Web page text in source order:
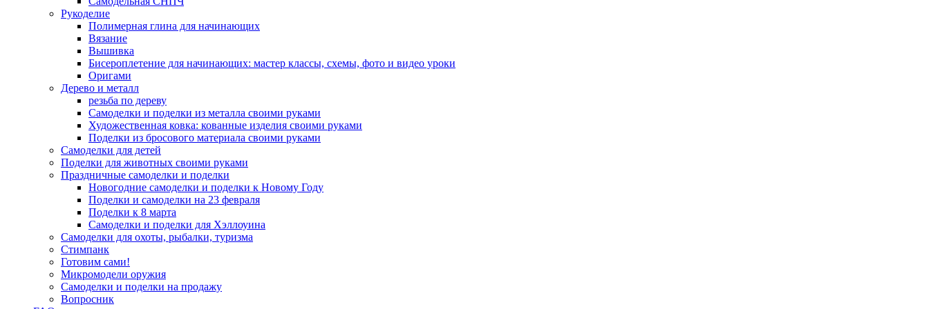
Рукоделие
Полимерная глина для начинающих
Вязание
Вышивка
Бисероплетение для начинающих: мастер классы, схемы, фото и видео уроки
Оригами
Дерево и металл
резьба по дереву
Самоделки и поделки из металла своими руками
Художественная ковка: кованные изделия своими руками
Поделки из бросового материала своими руками
Самоделки для детей
Поделки для животных своими руками
Праздничные самоделки и поделки
Новогодние самоделки и поделки к Новому Году
Поделки и самоделки на 23 февраля
Поделки к 8 марта
Самоделки и поделки для Хэллоуина
Самоделки для охоты, рыбалки, туризма
Стимпанк
Готовим сами!
Микромодели оружия
Самоделки и поделки на продажу
Вопросник